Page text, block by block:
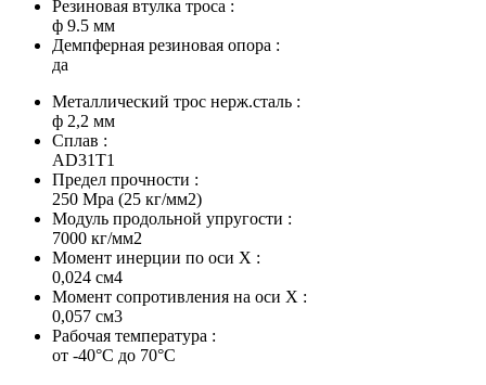
Резиновая втулка троса :
ф 9.5 мм
Демпферная резиновая опора :
да
Металлический трос нерж.сталь :
ф 2,2 мм
Сплав :
AD31T1
Предел прочности :
250 Мра (25 кг/мм2)
Модуль продольной упругости :
7000 кг/мм2
Момент инерции по оси X :
0,024 см4
Момент сопротивления на оси X :
0,057 см3
Рабочая температура :
от -40°С до 70°С